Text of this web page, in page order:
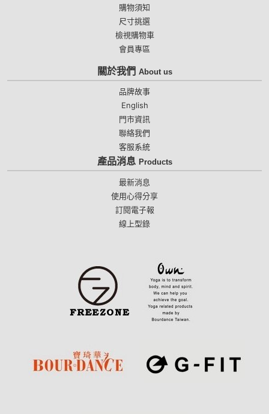
購物須知
尺寸挑選
檢視購物車
會員專區
關於我們 About us
品牌故事
English
門市資訊
聯絡我們
客服系統
產品消息 Products
最新消息
使用心得分享
訂閱電子報
線上型錄